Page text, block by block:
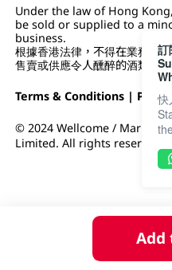
Add
Under the law of Hong
be sold or supplied to a
business.
根據香港法律，不得在業務過
售賣或供應令人醺醉的酒類。
Terms & Conditions |
© 2024 Wellcome / Market
Limited. All rights reserved.
訂
快